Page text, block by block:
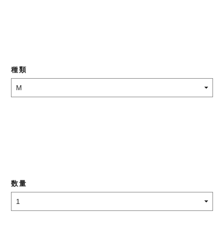
種類
数量